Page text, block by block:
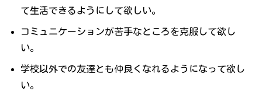
て生活できるようにして欲しい。
コミュニケーションが苦手なところを克服して欲し
い。
学校以外での友達とも仲良くなれるようになって欲し
い。